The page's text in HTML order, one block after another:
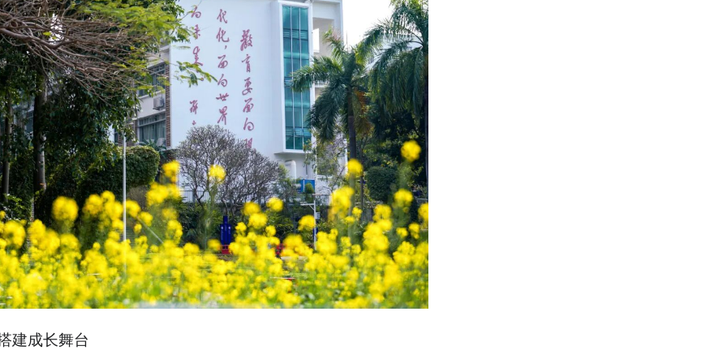
建成长舞台